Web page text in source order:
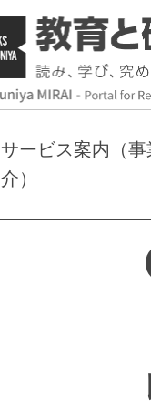
サービス案内（事
介）